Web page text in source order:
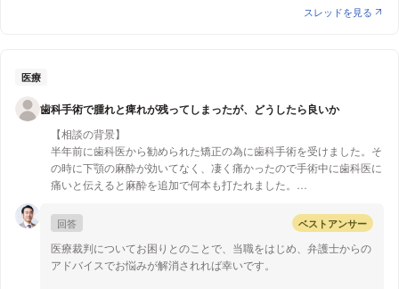
とが不利益になる可能性が大きい場合は、労働時間にあたり賃金を
支払う必要があります。
名目としては、労務の提供に対して支払われることが示されていれ
ばよく、「研修手当」等の名目でも問題ありませんし、日程が入社
日に近い場合は初任給に上乗せして支給することも可能です。
スレッドを見る
医療
歯科手術で腫れと痺れが残ってしまったが、どうしたら良いか
【相談の背景】
半年前に歯科医から勧められた矯正の為に歯科手術を受けました。そ
の時に下顎の麻酔が効いてなく、凄く痛かったので手術中に歯科医に
痛いと伝えると麻酔を追加で何本も打たれました。
ましたが、１ヶ月経っても下顎の手術の痛みは50%程度残ったままで
した。その為、矯正は諦め、その歯科を通院するのをやめました。暫
く自分で様子を見ていましたが、半年後の今も下顎は少し腫れてい
て、痒みと痺れがあり、困ってます。
回答 ベストアンサー
医療裁判についてお困りとのことで、当職をはじめ、弁護士からの
アドバイスでお悩みが解消されれば幸いです。